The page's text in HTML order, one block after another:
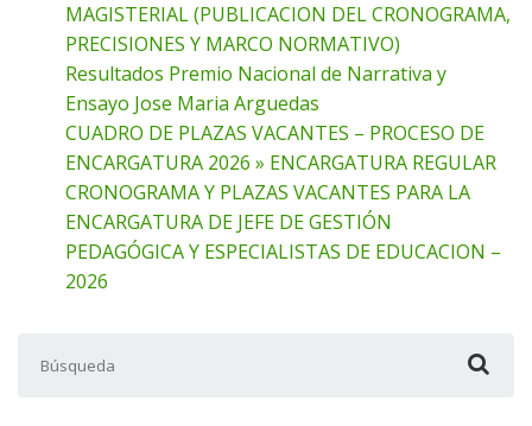
MAGISTERIAL (PUBLICACION DEL CRONOGRAMA,
PRECISIONES Y MARCO NORMATIVO)
Resultados Premio Nacional de Narrativa y
Ensayo Jose Maria Arguedas
CUADRO DE PLAZAS VACANTES – PROCESO DE
ENCARGATURA 2026 » ENCARGATURA REGULAR
CRONOGRAMA Y PLAZAS VACANTES PARA LA
ENCARGATURA DE JEFE DE GESTIÓN
PEDAGÓGICA Y ESPECIALISTAS DE EDUCACION –
2026